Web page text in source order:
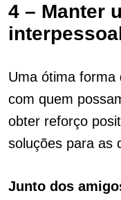
4 – Manter
Uma ótima forma
com quem
obter reforço
soluções para as
Junto dos